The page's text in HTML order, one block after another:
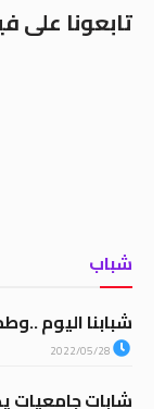
تابعونا
شباب
شبابنا اليوم
شابات جامعيات